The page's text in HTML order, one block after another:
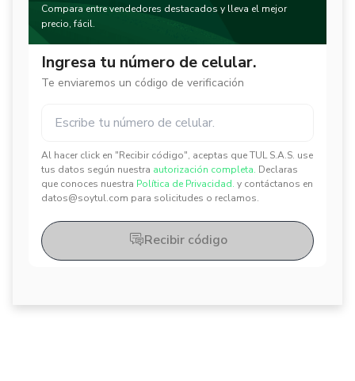
Compara entre vendedores destacados y lleva el mejor
precio, fácil.
Ingresa tu número de celular.
Te enviaremos un código de verificación
Al hacer click en "Recibir código", aceptas que TUL S.A.S. use
tus datos según nuestra autorización completa. Declaras
que conoces nuestra Política de Privacidad. y contáctanos en
datos@soytul.com para solicitudes o reclamos.
✕
✕
Recibir código